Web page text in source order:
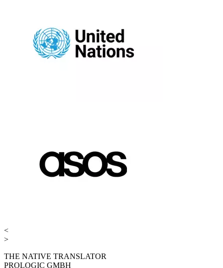
<
>
THE NATIVE TRANSLATOR
PROLOGIC GMBH